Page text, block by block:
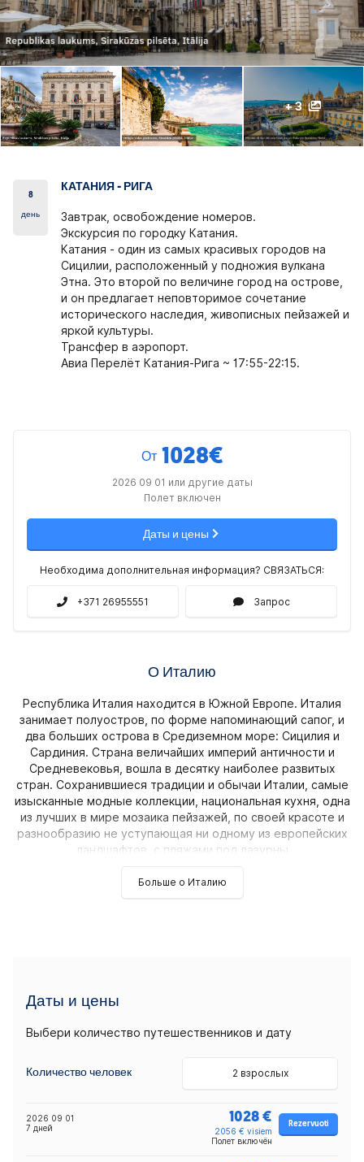
+ 3
8
день
КАТАНИЯ - РИГА
Завтрак, освобождение номеров.
Экскурсия по городку Катания.
Катания - один из самых красивых городов на
Сицилии, расположенный у подножия вулкана
Этна. Это второй по величине город на острове,
и он предлагает неповторимое сочетание
исторического наследия, живописных пейзажей и
яркой культуры.
Трансфер в аэропорт.
Авиа Перелёт Катания-Рига ~ 17:55-22:15.
От 1028€
2026 09 01 или другие даты
Полет включен
Даты и цены
Необходима дополнительная информация? СВЯЗАТЬСЯ:
+371 26955551 Запрос
О Италию
Республика Италия находится в Южной Европе. Италия
занимает полуостров, по форме напоминающий сапог, и
два больших острова в Средиземном море: Сицилия и
Сардиния. Страна величайших империй античности и
Средневековья, вошла в десятку наиболее развитых
стран. Сохранившиеся традиции и обычаи Италии, самые
изысканные модные коллекции, национальная кухня, одна
из лучших в мире мозаика пейзажей, по своей красоте и
разнообразию не уступающая ни одному из европейских
ландшафтов, с пляжами под лазурны
Больше о Италию
Даты и цены
Выбери количество путешественников и дату
Количество человек 2 взрослых
2026 09 01
7 дней
1028 €
2056 € visiem
Полет включён
Rezervuoti